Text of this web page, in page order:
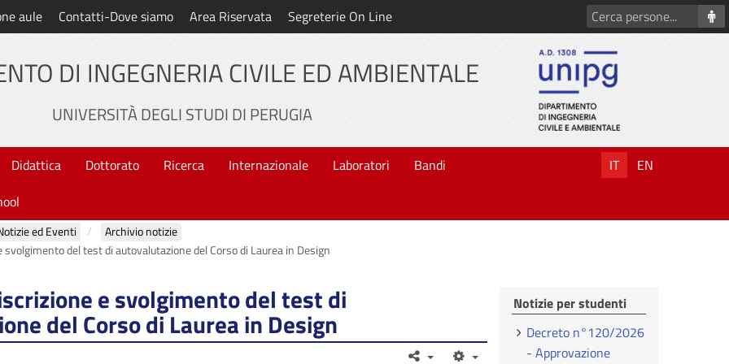
aule Contatti-Dove siamo Area Riservata Segreterie On Line
Cerca
persone
DI INGEGNERIA CIVILE ED AMBIENTALE
UNIVERSITÀ DEGLI STUDI DI PERUGIA
Didattica Dottorato Ricerca Internazionale Laboratori
Bandi
IT EN
ed Eventi
Archivio notizie
svolgimento del test di autovalutazione del Corso di Laurea in Design
e svolgimento del test di
del Corso di Laurea in Design
Notizie per studenti
Decreto n°120/2026
- Approvazione